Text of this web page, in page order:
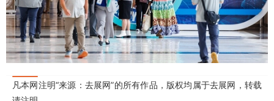
凡本网注明“来源：去展网”的所有作品，版权均属于去展网，转载